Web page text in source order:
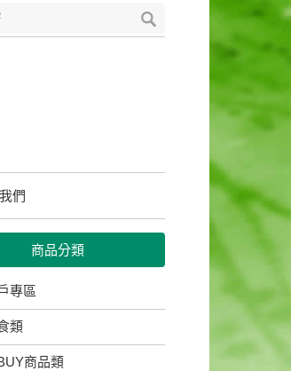
安全標準的PKI技術，可完整保護您所輸入所有資
們
商品分類
專區
類
商品類